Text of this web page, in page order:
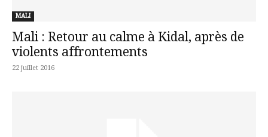
MALI
Mali : Retour au calme à Kidal, après de
violents affrontements
22 juillet 2016